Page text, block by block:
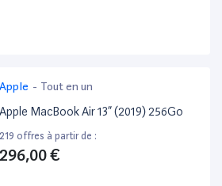
Apple - Tout en un
Apple MacBook Air 13” (2019) 256Go
219 offres à partir de :
296,00 €